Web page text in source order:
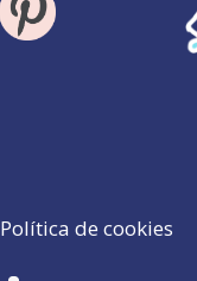
Política de cookies